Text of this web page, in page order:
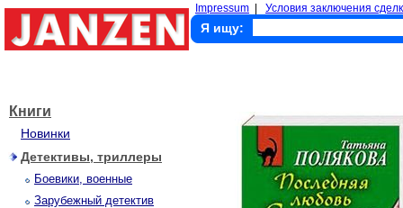
Impressum Условия заключения
Я ищу:
Книги
Новинки
Детективы, триллеры
Боевики, военные
Зарубежный детектив